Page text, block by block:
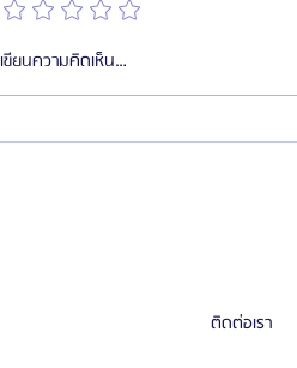
รีวิว หน้าละมุม ลูกสาว โรงพยาบาลศัลย
กรรมมาร์เบิ้ล MARBLE PLASTIC
เขียนความคิดเห็น…
ติดต่อเรา